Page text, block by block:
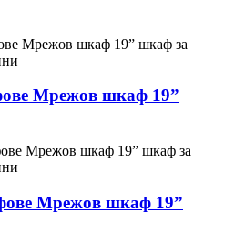
Мрежов шкаф 19”
Мрежов шкаф 19”